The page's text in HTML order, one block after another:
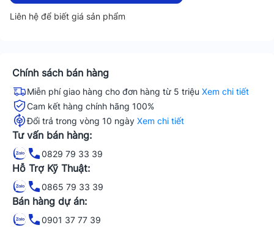
Liên hệ để biết giá sản phẩm
Chính sách bán hàng
Miễn phí giao hàng cho đơn hàng từ 5 triệu Xem chi tiết
Cam kết hàng chính hãng 100%
Đổi trả trong vòng 10 ngày Xem chi tiết
Tư vấn bán hàng:
0829 79 33 39
Hỗ Trợ Kỹ Thuật:
0865 79 33 39
Bán hàng dự án:
0901 37 77 39